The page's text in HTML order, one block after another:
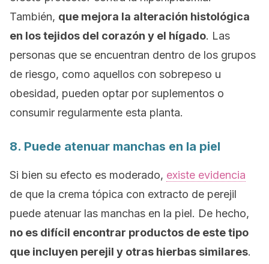
También, que mejora la alteración histológica
en los tejidos del corazón y el hígado. Las
personas que se encuentran dentro de los grupos
de riesgo, como aquellos con sobrepeso u
obesidad, pueden optar por suplementos o
consumir regularmente esta planta.
8. Puede atenuar manchas en la piel
Si bien su efecto es moderado, existe evidencia
de que la crema tópica con extracto de perejil
puede atenuar las manchas en la piel. De hecho,
no es difícil encontrar productos de este tipo
que incluyen perejil y otras hierbas similares.